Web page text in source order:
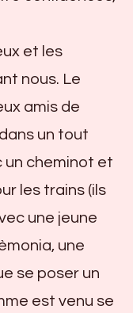
et les
nous. Le
amis de
un tout
un cheminot et
les trains (ils
une jeune
une
se poser un
est venu se